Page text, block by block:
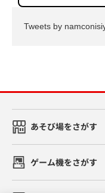
Tweets by
あそび場をさがす
ゲーム機をさがす